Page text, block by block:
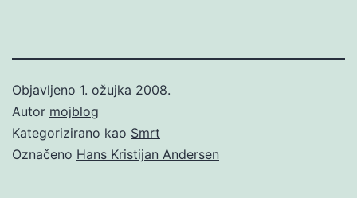
Objavljeno 1. ožujka 2008.
Autor mojblog
Kategorizirano kao Smrt
Označeno Hans Kristijan Andersen